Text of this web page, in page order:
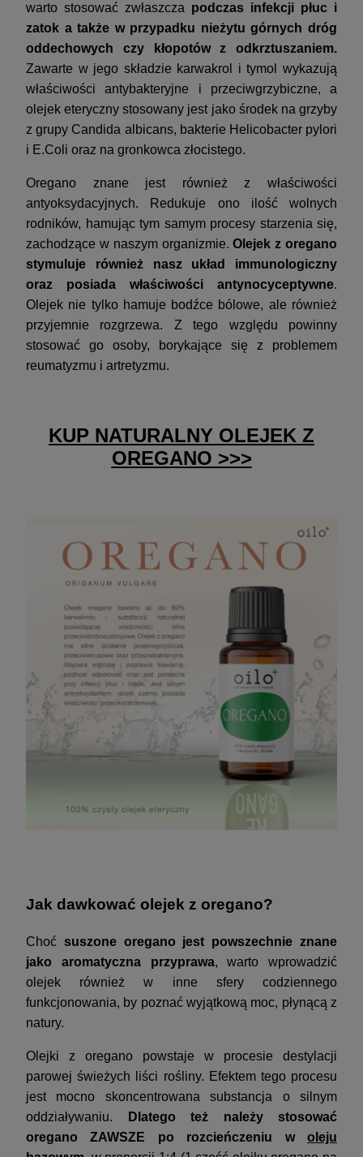
warto stosować zwłaszcza podczas infekcji płuc i
zatok a także w przypadku nieżytu górnych dróg
oddechowych czy kłopotów z odkrztuszaniem.
Zawarte w jego składzie karwakrol i tymol wykazują
właściwości antybakteryjne i przeciwgrzybiczne, a
olejek eteryczny stosowany jest jako środek na grzyby
z grupy Candida albicans, bakterie Helicobacter pylori
i E.Coli oraz na gronkowca złocistego.
Oregano znane jest również z właściwości
antyoksydacyjnych. Redukuje ono ilość wolnych
rodników, hamując tym samym procesy starzenia się,
zachodzące w naszym organizmie.Olejek z oregano
stymuluje również nasz układ immunologiczny
oraz posiada właściwości antynocyceptywne.
Olejek nie tylko hamuje bodźce bólowe, ale również
przyjemnie rozgrzewa. Z tego względu powinny
stosować go osoby, borykające się z problemem
reumatyzmu i artretyzmu.
KUP NATURALNY OLEJEK Z
OREGANO >>>
Jak dawkować olejek z oregano?
Choć suszone oregano jest powszechnie znane
jako aromatyczna przyprawa, warto wprowadzić
olejek również w inne sfery codziennego
funkcjonowania, by poznać wyjątkową moc, płynącą z
natury.
Olejki z oregano powstaje w procesie destylacji
parowej świeżych liści rośliny. Efektem tego procesu
jest mocno skoncentrowana substancja o silnym
oddziaływaniu.
Dlatego też należy stosować
oregano ZAWSZE po rozcieńczeniu w oleju